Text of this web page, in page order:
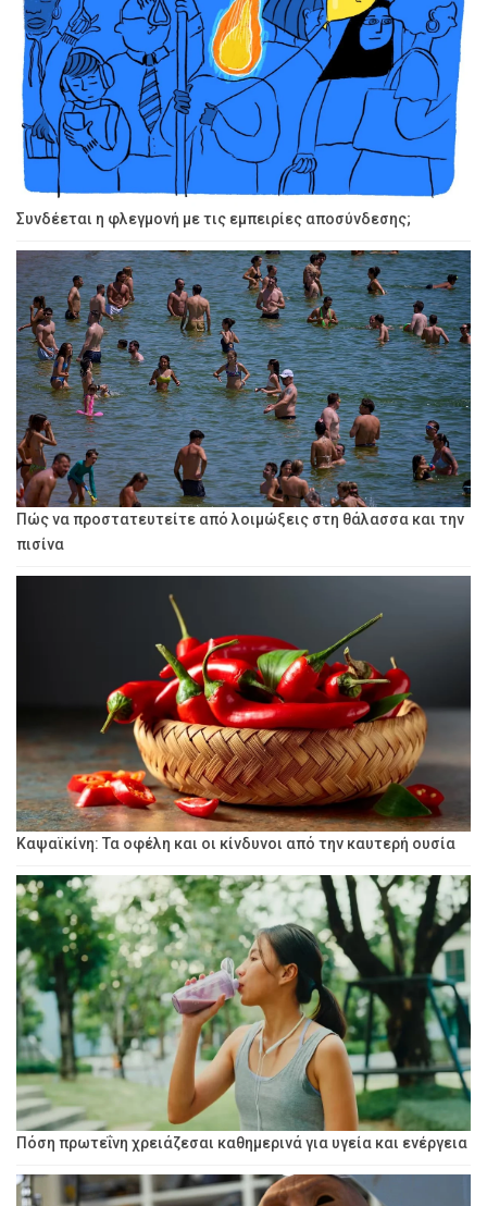
Συνδέεται η φλεγμονή με τις εμπειρίες αποσύνδεσης;
Πώς να προστατευτείτε από λοιμώξεις στη θάλασσα και την
πισίνα
Καψαϊκίνη: Τα οφέλη και οι κίνδυνοι από την καυτερή ουσία
Πόση πρωτεΐνη χρειάζεσαι καθημερινά για υγεία και ενέργεια